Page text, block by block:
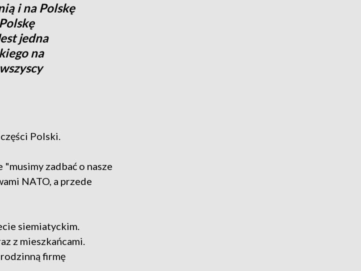
i na Polskę
jedna
na
Polski.
zadbać o nasze
NATO, a przede
siemiatyckim.
z mieszkańcami.
firmę